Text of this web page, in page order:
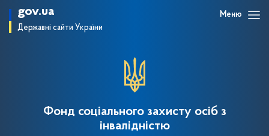
gov.ua
Державні сайти України
Меню
Фонд соціального захисту осіб з
інвалідністю